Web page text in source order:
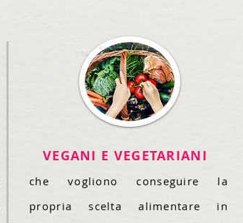
VEGANI E VEGETARIANI
che vogliono conseguire la
propria scelta alimentare in